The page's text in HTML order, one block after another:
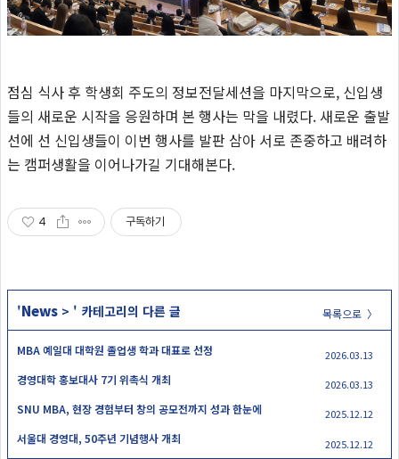
점심 식사 후 학생회 주도의 정보전달세션을 마지막으로, 신입생
들의 새로운 시작을 응원하며 본 행사는 막을 내렸다. 새로운 출발
선에 선 신입생들이 이번 행사를 발판 삼아 서로 존중하고 배려하
는 캠퍼생활을 이어나가길 기대해본다.
4 구독하기
목록으로 〉
'News> ' 카테고리의 다른 글
MBA 예일대 대학원 졸업생 학과 대표로 선정 2026.03.13
경영대학 홍보대사 7기 위촉식 개최 2026.03.13
SNU MBA, 현장 경험부터 창의 공모전까지 성과 한눈에 2025.12.12
서울대 경영대, 50주년 기념행사 개최 2025.12.12